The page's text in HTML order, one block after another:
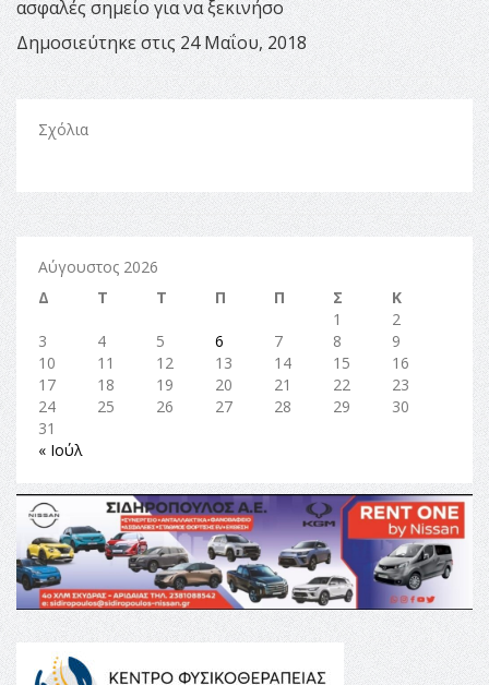
ασφαλές σημείο για να ξεκινήσο
Δημοσιεύτηκε στις 24 Μαΐου, 2018
Σχόλια
Αύγουστος 2026
Δ
Τ Τ Π Π Σ
Κ
1
2
3
4 5 6 7 8
9
10
11 12 13 14 15
16
17
18 19 20 21 22
23
24
25 26 27 28 29
30
31
« Ιούλ